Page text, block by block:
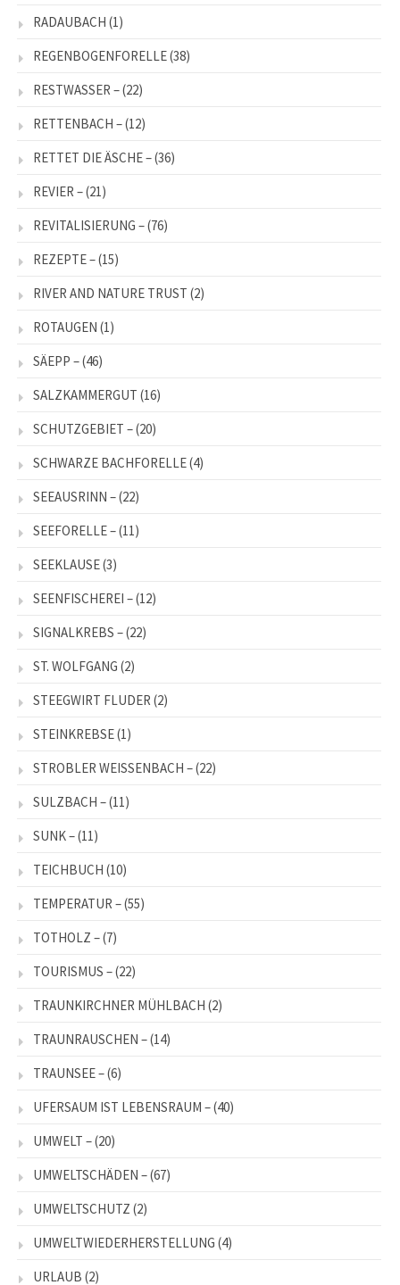
RADAUBACH (1)
REGENBOGENFORELLE(38)
RESTWASSER –(22)
RETTENBACH –(12)
RETTET DIE ÄSCHE –(36)
REVIER –(21)
REVITALISIERUNG –(76)
REZEPTE –(15)
RIVER AND NATURE TRUST (2)
ROTAUGEN (1)
SÄEPP –(46)
SALZKAMMERGUT (16)
SCHUTZGEBIET –(20)
SCHWARZE BACHFORELLE(4)
SEEAUSRINN –(22)
SEEFORELLE –(11)
SEEKLAUSE(3)
SEENFISCHEREI –(12)
SIGNALKREBS –(22)
ST. WOLFGANG (2)
STEEGWIRT FLUDER (2)
STEINKREBSE(1)
STROBLER WEISSENBACH –(22)
SULZBACH –(11)
SUNK –(11)
TEICHBUCH (10)
TEMPERATUR –(55)
TOTHOLZ –(7)
TOURISMUS –(22)
TRAUNKIRCHNER MÜHLBACH (2)
TRAUNRAUSCHEN –(14)
TRAUNSEE –(6)
UFERSAUM IST LEBENSRAUM –(40)
UMWELT –(20)
UMWELTSCHÄDEN –(67)
UMWELTSCHUTZ (2)
UMWELTWIEDERHERSTELLUNG (4)
URLAUB (2)